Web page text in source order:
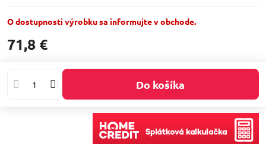
O dostupnosti výrobku sa informujte v obchode.
71,8 €
Do košíka